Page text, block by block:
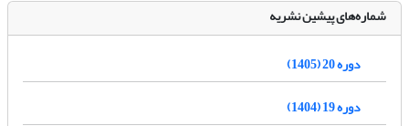
شماره‌های پیشین نشریه
دوره 20 (1405)
دوره 19 (1404)